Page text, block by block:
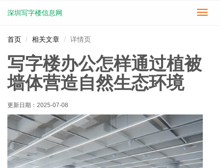
切
深圳写字楼信息网
首页 相关文章 详情页
写字楼办公怎样通过植被
墙体营造自然生态环境
更新日期： 2025-07-08